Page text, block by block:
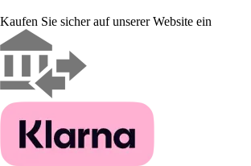
Kaufen Sie sicher auf unserer Website ein